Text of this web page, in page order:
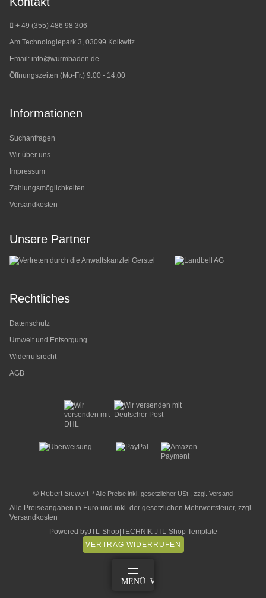
+ 49 (355) 486 98 306
Am Technologiepark 3, 03099 Kolkwitz
Email: info@wurmbaden.de
Öffnungszeiten (Mo-Fr.) 9:00 - 14:00
Informationen
Suchanfragen
Wir über uns
Impressum
Zahlungsmöglichkeiten
Versandkosten
Unsere Partner
Rechtliches
Datenschutz
Umwelt und Entsorgung
Widerrufsrecht
AGB
© Robert Siewert* Alle Preise inkl. gesetzlicher USt., zzgl. Versand
Alle Preiseangaben in Euro und inkl. der gesetzlichen Mehrwertsteuer, zzgl.
Versandkosten
Powered byJTL-Shop TECHNIK JTL-Shop Template
VERTRAG WIDERRUFEN
MENÜ WARENKORB